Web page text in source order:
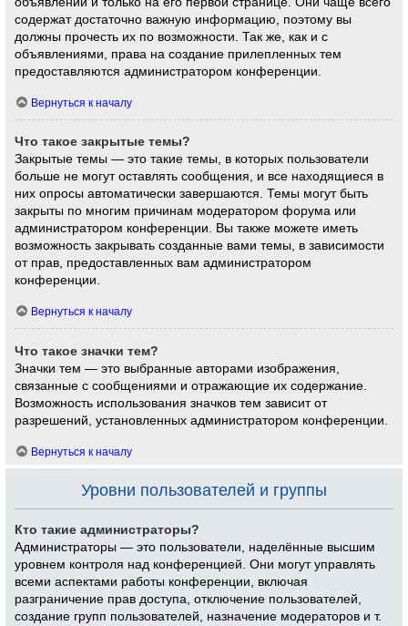
содержат достаточно важную информацию, поэтому вы
должны прочесть их по возможности. Так же, как и с
объявлениями, права на создание прилепленных тем
предоставляются администратором конференции.
Вернуться к началу
Что такое закрытые темы?
Закрытые темы — это такие темы, в которых пользователи
больше не могут оставлять сообщения, и все находящиеся в
них опросы автоматически завершаются. Темы могут быть
закрыты по многим причинам модератором форума или
администратором конференции. Вы также можете иметь
возможность закрывать созданные вами темы, в зависимости
от прав, предоставленных вам администратором
конференции.
Вернуться к началу
Что такое значки тем?
Значки тем — это выбранные авторами изображения,
связанные с сообщениями и отражающие их содержание.
Возможность использования значков тем зависит от
разрешений, установленных администратором конференции.
Вернуться к началу
Уровни пользователей и группы
Кто такие администраторы?
Администраторы — это пользователи, наделённые высшим
уровнем контроля над конференцией. Они могут управлять
всеми аспектами работы конференции, включая
разграничение прав доступа, отключение пользователей,
создание групп пользователей, назначение модераторов и т.